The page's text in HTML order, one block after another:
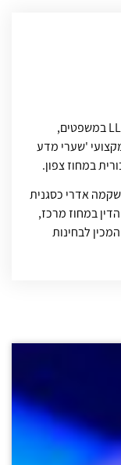
עו"ד שקמה אדרי סיימה את לימוד התואר LL.B במשפטים,
'שערי מדע
במחוז צפון.
אדרי כסגנית
במחוז מרכז,
לבחינות